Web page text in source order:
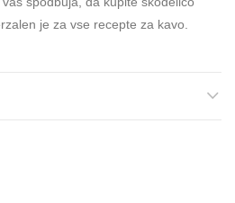
je za vse recepte za kavo.